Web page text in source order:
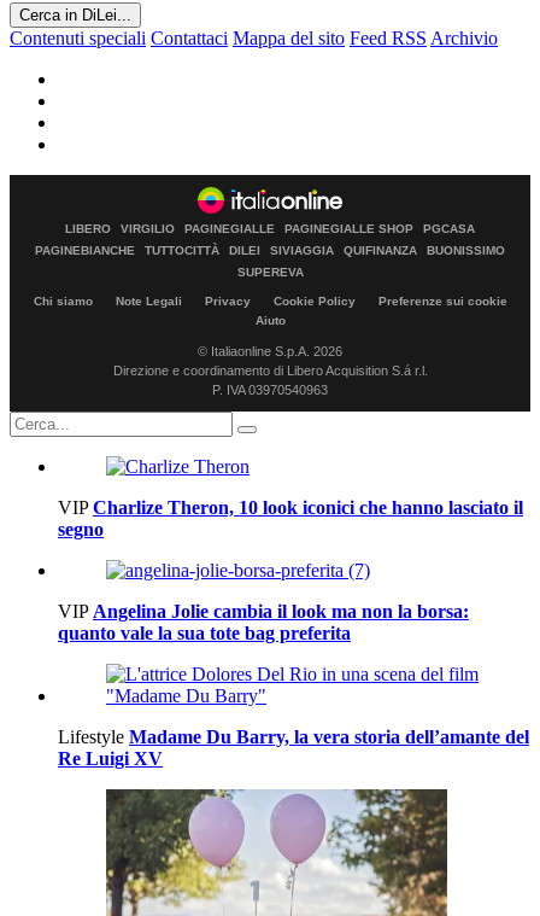
Cerca in DiLei...
Contenuti speciali Contattaci Mappa del sito Feed RSS Archivio
LIBERO VIRGILIO PAGINEGIALLE PAGINEGIALLE SHOP
PGCASA
PAGINEBIANCHE
TUTTOCITTÀ DILEI SIVIAGGIA QUIFINANZA
BUONISSIMO
SUPEREVA
Chi siamo Note Legali Privacy Cookie Policy
Preferenze sui cookie
Aiuto
© Italiaonline S.p.A. 2026
Direzione e coordinamento di Libero Acquisition S.á r.l.
P. IVA 03970540963
VIP Charlize Theron, 10 look iconici che hanno lasciato il
segno
VIP Angelina Jolie cambia il look ma non la borsa:
quanto vale la sua tote bag preferita
Lifestyle Madame Du Barry, la vera storia dell’amante del
Re Luigi XV